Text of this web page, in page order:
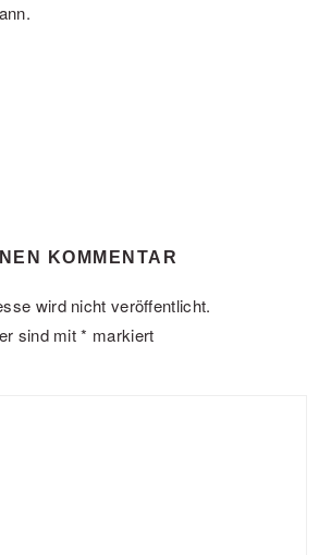
KOMMENTAR
wird nicht veröffentlicht.
sind mit* markiert